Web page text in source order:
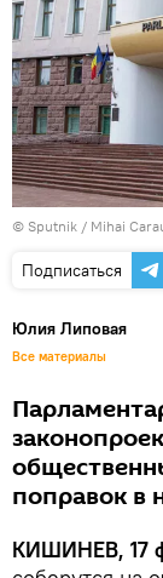
© Sputnik / Mihai
Подписаться
Юлия Липовая
Все материалы
поправок в
КИШИНЕВ, 17